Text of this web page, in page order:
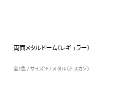
両面メタルドーム（レギュラー）
全1色 / サイズ：F / メタル（ナスカン）